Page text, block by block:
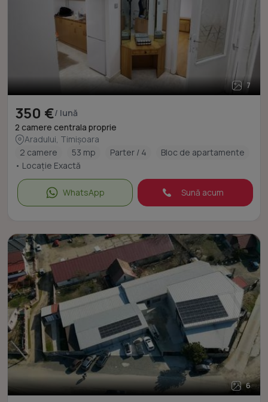
7
350 €/ lună
2 camere centrala proprie
Aradului, Timișoara
2 camere
53 mp Parter / 4
Bloc de apartamente
• Locație Exactă
WhatsApp Sună acum
6